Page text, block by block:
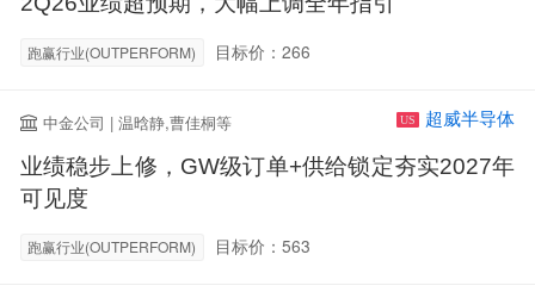
跑赢行业(OUTPERFORM) 目标价：266
中金公司 | 温晗静,曹佳桐等 US 超威半导体
业绩稳步上修，GW级订单+供给锁定夯实2027年
可见度
跑赢行业(OUTPERFORM) 目标价：563